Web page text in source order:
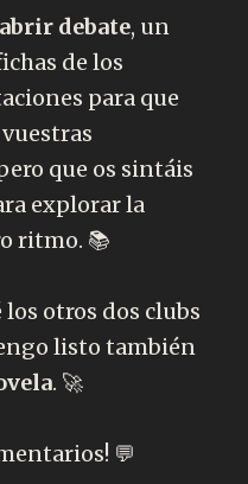
debate, un
de los
para que
que os sintáis
explorar la
ritmo. 📚
otros dos clubs
listo también
. 🚀
💬